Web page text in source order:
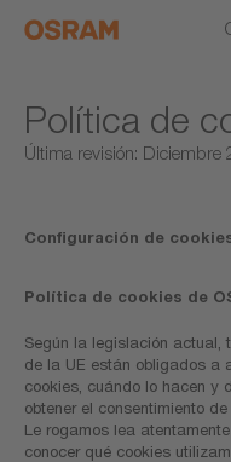
Política de
Última revisión: Diciembre
Configuración de
Política de cookies de
Según la legislación actual,
de la UE están obligados a
cookies, cuándo lo hacen y
obtener el consentimiento
Le rogamos lea
conocer qué cookies